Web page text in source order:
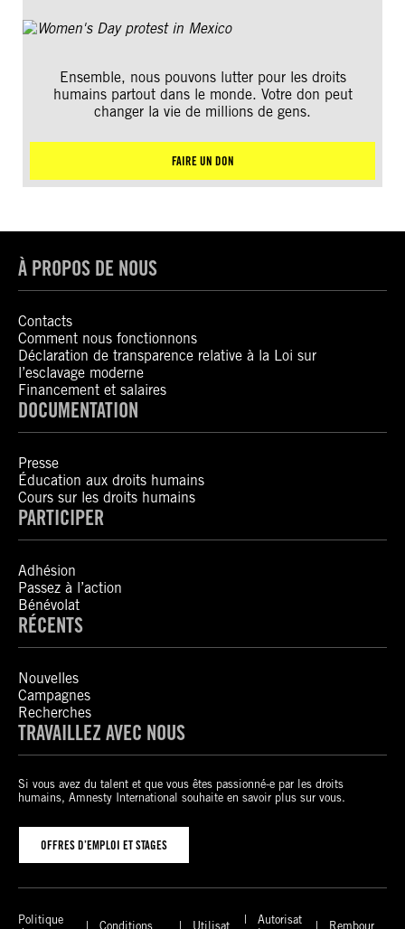
Ensemble, nous pouvons lutter pour les droits
humains partout dans le monde. Votre don peut
changer la vie de millions de gens.
FAIRE UN DON
À PROPOS DE NOUS
Contacts
Comment nous fonctionnons
Déclaration de transparence relative à la Loi sur
l’esclavage moderne
Financement et salaires
DOCUMENTATION
Presse
Éducation aux droits humains
Cours sur les droits humains
PARTICIPER
Adhésion
Passez à l’action
Bénévolat
RÉCENTS
Nouvelles
Campagnes
Recherches
TRAVAILLEZ AVEC NOUS
Si vous avez du talent et que vous êtes passionné-e par les droits
humains, Amnesty International souhaite en savoir plus sur vous.
OFFRES D’EMPLOI ET STAGES
Politique
Conditions Utilisat
Autorisat
Rembour